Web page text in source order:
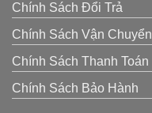
Chính Sách Đổi Trả
Chính Sách Vận Chuyển
Chính Sách Thanh Toán
Chính Sách Bảo Hành